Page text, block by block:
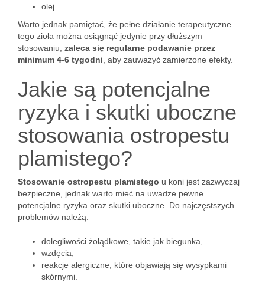
olej.
Warto jednak pamiętać, że pełne działanie terapeutyczne
tego zioła można osiągnąć jedynie przy dłuższym
stosowaniu; zaleca się regularne podawanie przez
minimum 4-6 tygodni , aby zauważyć zamierzone efekty.
Jakie są potencjalne
ryzyka i skutki uboczne
stosowania ostropestu
plamistego?
Stosowanie ostropestu plamistego u koni jest zazwyczaj
bezpieczne, jednak warto mieć na uwadze pewne
potencjalne ryzyka oraz skutki uboczne. Do najczęstszych
problemów należą:
dolegliwości żołądkowe, takie jak biegunka,
wzdęcia,
reakcje alergiczne, które objawiają się wysypkami
skórnymi.